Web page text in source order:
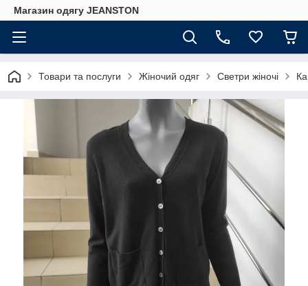
Магазин одягу JEANSTON
Товари та послуги Жіночий одяг Светри жіночі